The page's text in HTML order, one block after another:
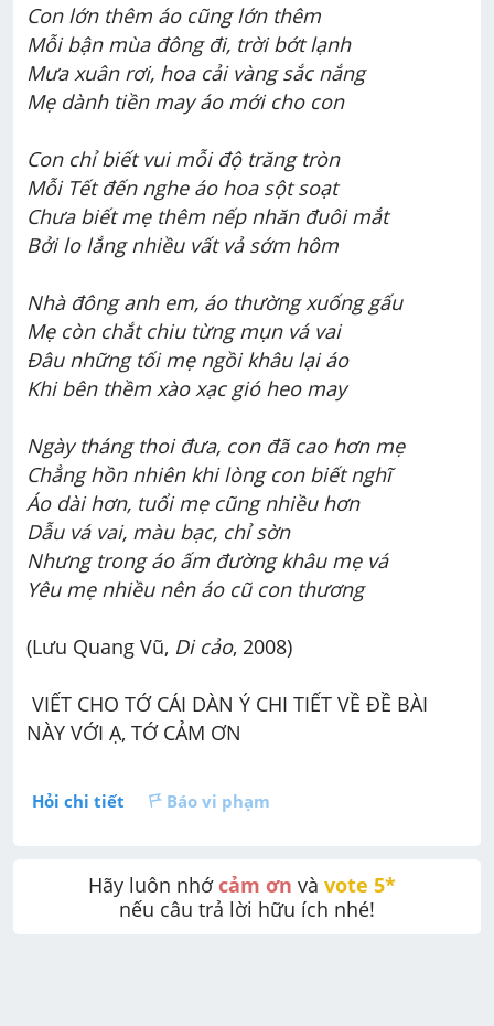
Con lớn thêm áo cũng lớn thêm
Mỗi bận mùa đông đi, trời bớt lạnh
Mưa xuân rơi, hoa cải vàng sắc nắng
Mẹ dành tiền may áo mới cho con
Con chỉ biết vui mỗi độ trăng tròn
Mỗi Tết đến nghe áo hoa sột soạt
Chưa biết mẹ thêm nếp nhăn đuôi mắt
Bởi lo lắng nhiều vất vả sớm hôm
Nhà đông anh em, áo thường xuống gấu
Mẹ còn chắt chiu từng mụn vá vai
Đâu những tối mẹ ngồi khâu lại áo
Khi bên thềm xào xạc gió heo may
Ngày tháng thoi đưa, con đã cao hơn mẹ
Chẳng hồn nhiên khi lòng con biết nghĩ
Áo dài hơn, tuổi mẹ cũng nhiều hơn
Dẫu vá vai, màu bạc, chỉ sờn
Nhưng trong áo ấm đường khâu mẹ vá
Yêu mẹ nhiều nên áo cũ con thương
(Lưu Quang Vũ, Di cảo, 2008)
VIẾT CHO TỚ CÁI DÀN Ý CHI TIẾT VỀ ĐỀ BÀI
NÀY VỚI Ạ, TỚ CẢM ƠN
Hỏi chi tiết Báo vi phạm
Hãy luôn nhớ cảm ơn và vote 5*
nếu câu trả lời hữu ích nhé!